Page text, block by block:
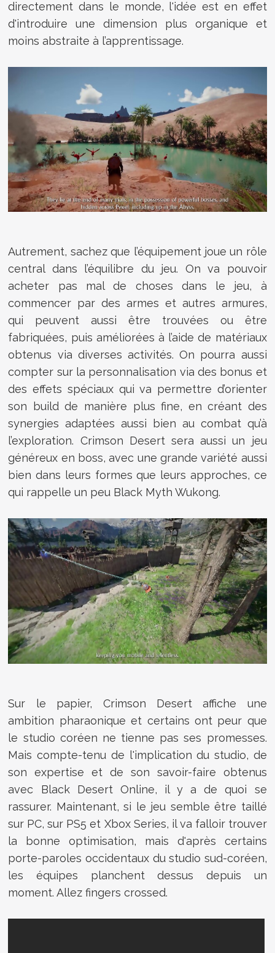
directement dans le monde, l'idée est en effet
d'introduire une dimension plus organique et
moins abstraite à l’apprentissage.
Autrement, sachez que l’équipement joue un rôle
central dans l’équilibre du jeu. On va pouvoir
acheter pas mal de choses dans le jeu, à
commencer par des armes et autres armures,
qui peuvent aussi être trouvées ou être
fabriquées, puis améliorées à l’aide de matériaux
obtenus via diverses activités. On pourra aussi
compter sur la personnalisation via des bonus et
des effets spéciaux qui va permettre d’orienter
son build de manière plus fine, en créant des
synergies adaptées aussi bien au combat qu’à
l’exploration. Crimson Desert sera aussi un jeu
généreux en boss, avec une grande variété aussi
bien dans leurs formes que leurs approches, ce
qui rappelle un peu Black Myth Wukong.
Sur le papier, Crimson Desert affiche une
ambition pharaonique et certains ont peur que
le studio coréen ne tienne pas ses promesses.
Mais compte-tenu de l'implication du studio, de
son expertise et de son savoir-faire obtenus
avec Black Desert Online, il y a de quoi se
rassurer. Maintenant, si le jeu semble être taillé
sur PC, sur PS5 et Xbox Series, il va falloir trouver
la bonne optimisation, mais d'après certains
porte-paroles occidentaux du studio sud-coréen,
les équipes planchent dessus depuis un
moment. Allez fingers crossed.